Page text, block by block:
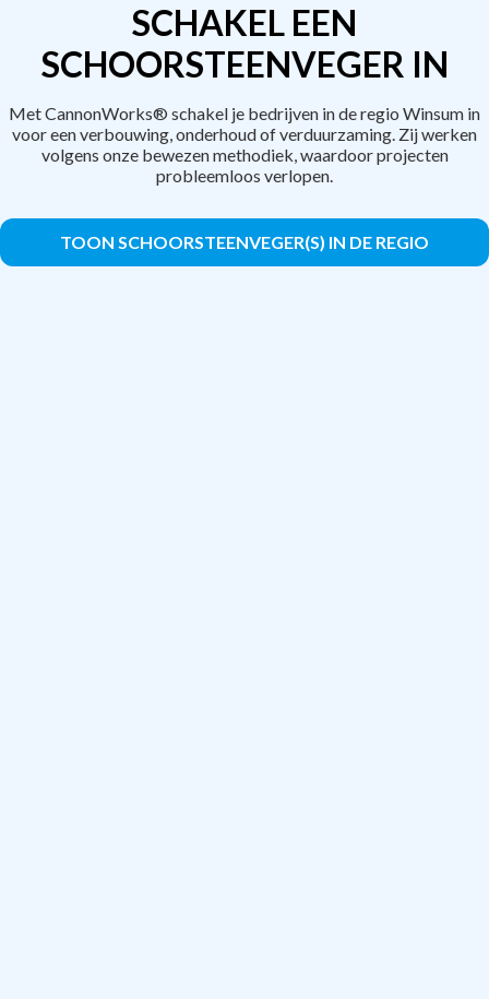
SCHAKEL EEN
SCHOORSTEENVEGER IN
Met CannonWorks® schakel je bedrijven in de regio Winsum in
voor een verbouwing, onderhoud of verduurzaming. Zij werken
volgens onze bewezen methodiek, waardoor projecten
probleemloos verlopen.
TOON SCHOORSTEENVEGER(S) IN DE REGIO